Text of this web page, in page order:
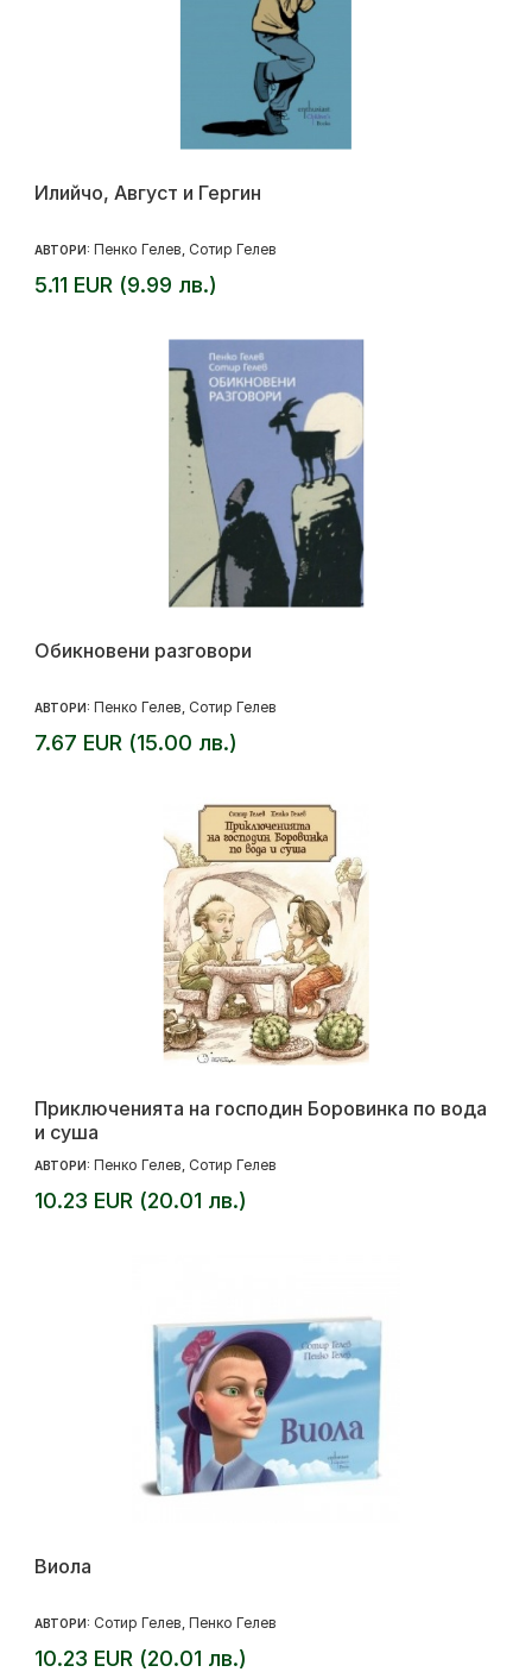
Илийчо, Август и Гергин
АВТОРИ: Пенко Гелев Сотир Гелев
5.11 EUR (9.99 лв.)
Обикновени разговори
АВТОРИ: Пенко Гелев Сотир Гелев
7.67 EUR (15.00 лв.)
Приключенията на господин Боровинка по вода
и суша
АВТОРИ: Пенко Гелев Сотир Гелев
10.23 EUR (20.01 лв.)
Виола
АВТОРИ: Сотир Гелев Пенко Гелев
10.23 EUR (20.01 лв.)